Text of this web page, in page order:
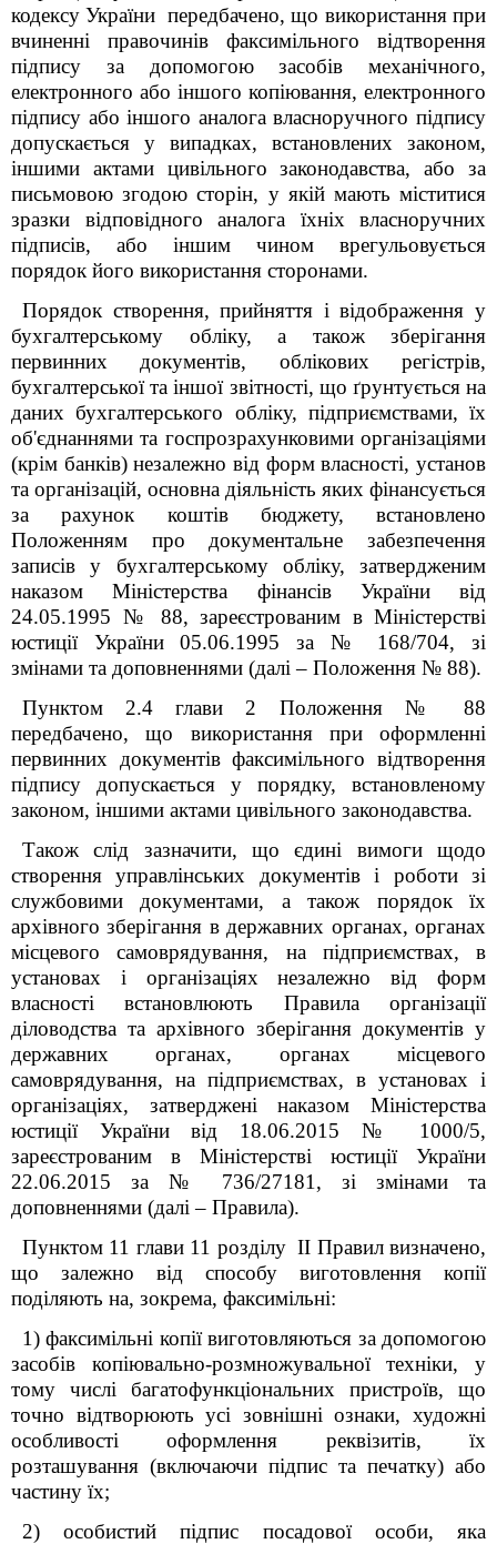
кодексу України передбачено, що використання при
вчиненні правочинів факсимільного відтворення
підпису за допомогою засобів механічного,
електронного або іншого копіювання, електронного
підпису або іншого аналога власноручного підпису
допускається у випадках, встановлених законом,
іншими актами цивільного законодавства, або за
письмовою згодою сторін, у якій мають міститися
зразки відповідного аналога їхніх власноручних
підписів, або іншим чином врегульовується
порядок його використання сторонами.
Порядок створення, прийняття і відображення у
бухгалтерському обліку, а також зберігання
первинних документів, облікових регістрів,
бухгалтерської та іншої звітності, що ґрунтується на
даних бухгалтерського обліку, підприємствами, їх
об'єднаннями та госпрозрахунковими організаціями
(крім банків) незалежно від форм власності, установ
та організацій, основна діяльність яких фінансується
за рахунок коштів бюджету, встановлено
Положенням про документальне забезпечення
записів у бухгалтерському обліку, затвердженим
наказом Міністерства фінансів України від
24.05.1995 № 88, зареєстрованим в Міністерстві
юстиції України 05.06.1995 за № 168/704, зі
змінами та доповненнями (далі – Положення № 88).
Пунктом 2.4 глави 2 Положення № 88
передбачено, що використання при оформленні
первинних документів факсимільного відтворення
підпису допускається у порядку, встановленому
законом, іншими актами цивільного законодавства.
Також слід зазначити, що єдині вимоги щодо
створення управлінських документів і роботи зі
службовими документами, а також порядок їх
архівного зберігання в державних органах, органах
місцевого самоврядування, на підприємствах, в
установах і організаціях незалежно від форм
власності встановлюють Правила організації
діловодства та архівного зберігання документів у
державних органах, органах місцевого
самоврядування, на підприємствах, в установах і
організаціях, затверджені наказом Міністерства
юстиції України від 18.06.2015 № 1000/5,
зареєстрованим в Міністерстві юстиції України
22.06.2015 за № 736/27181, зі змінами та
доповненнями (далі – Правила).
Пунктом 11 глави 11 розділу II Правил визначено,
що залежно від способу виготовлення копії
поділяють на, зокрема, факсимільні:
1) факсимільні копії виготовляються за допомогою
засобів копіювально-розмножувальної техніки, у
тому числі багатофункціональних пристроїв, що
точно відтворюють усі зовнішні ознаки, художні
особливості оформлення реквізитів, їх
розташування (включаючи підпис та печатку) або
частину їх;
2) особистий підпис посадової особи, яка